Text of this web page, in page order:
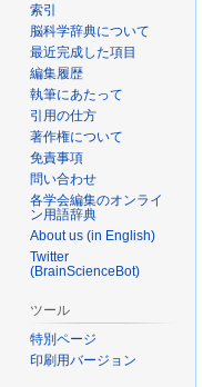
索引
脳科学辞典について
最近完成した項目
編集履歴
執筆にあたって
引用の仕方
著作権について
免責事項
問い合わせ
各学会編集のオンライ
ン用語辞典
About us (in English)
Twitter
(BrainScienceBot)
ツール
特別ページ
印刷用バージョン